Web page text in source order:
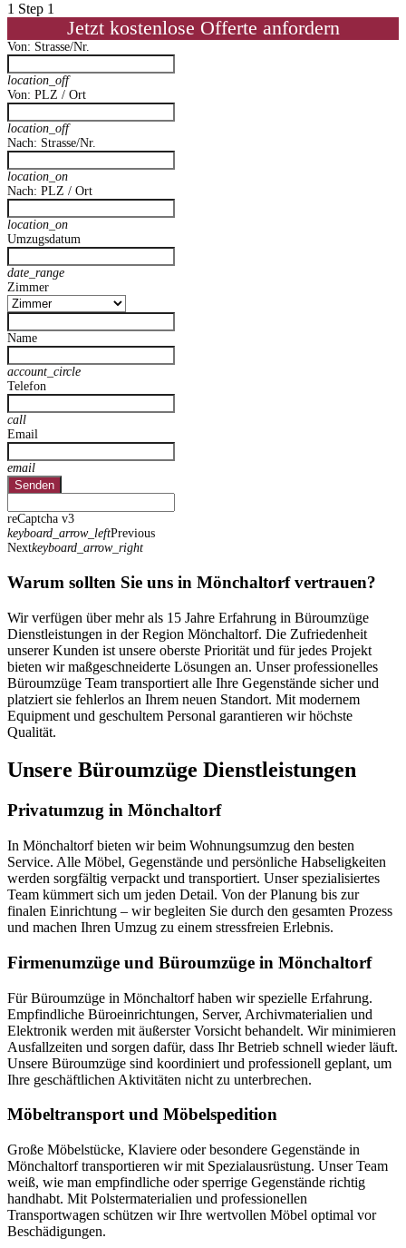
1 Step 1
Jetzt kostenlose Offerte anfordern
Von: Strasse/Nr.
location_off
Von: PLZ / Ort
location_off
Nach: Strasse/Nr.
location_on
Nach: PLZ / Ort
location_on
Umzugsdatum
date_range
Zimmer
Name
account_circle
Telefon
call
Email
email
Senden
reCaptcha v3
keyboard_arrow_leftPrevious
Nextkeyboard_arrow_right
Warum sollten Sie uns in Mönchaltorf vertrauen?
Wir verfügen über mehr als 15 Jahre Erfahrung in Büroumzüge
Dienstleistungen in der Region Mönchaltorf. Die Zufriedenheit
unserer Kunden ist unsere oberste Priorität und für jedes Projekt
bieten wir maßgeschneiderte Lösungen an. Unser professionelles
Büroumzüge Team transportiert alle Ihre Gegenstände sicher und
platziert sie fehlerlos an Ihrem neuen Standort. Mit modernem
Equipment und geschultem Personal garantieren wir höchste
Qualität.
Unsere Büroumzüge Dienstleistungen
Privatumzug in Mönchaltorf
In Mönchaltorf bieten wir beim Wohnungsumzug den besten
Service. Alle Möbel, Gegenstände und persönliche Habseligkeiten
werden sorgfältig verpackt und transportiert. Unser spezialisiertes
Team kümmert sich um jeden Detail. Von der Planung bis zur
finalen Einrichtung – wir begleiten Sie durch den gesamten Prozess
und machen Ihren Umzug zu einem stressfreien Erlebnis.
Firmenumzüge und Büroumzüge in Mönchaltorf
Für Büroumzüge in Mönchaltorf haben wir spezielle Erfahrung.
Empfindliche Büroeinrichtungen, Server, Archivmaterialien und
Elektronik werden mit äußerster Vorsicht behandelt. Wir minimieren
Ausfallzeiten und sorgen dafür, dass Ihr Betrieb schnell wieder läuft.
Unsere Büroumzüge sind koordiniert und professionell geplant, um
Ihre geschäftlichen Aktivitäten nicht zu unterbrechen.
Möbeltransport und Möbelspedition
Große Möbelstücke, Klaviere oder besondere Gegenstände in
Mönchaltorf transportieren wir mit Spezialausrüstung. Unser Team
weiß, wie man empfindliche oder sperrige Gegenstände richtig
handhabt. Mit Polstermaterialien und professionellen
Transportwagen schützen wir Ihre wertvollen Möbel optimal vor
Beschädigungen.